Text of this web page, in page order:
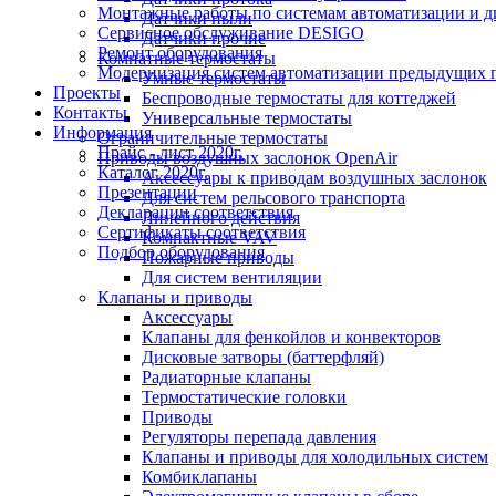
Монтажные работы по системам автоматизации и
Сервисное обслуживание DESIGO
Ремонт оборудования
Модернизация систем автоматизации
Проекты
Контакты
Информация
Прайс - лист 2020г.
Каталог 2020г.
Презентации
Декларации соответствия
Сертификаты соответствия
Подбор оборудования
Датчики пыли
Датчики прочие
Комнатные термостаты
Умные термостаты
Беспроводные термостаты для коттеджей
Универсальные термостаты
Ограничительные термостаты
Приводы воздушных заслонок OpenAir
Аксессуары к приводам воздушных заслонок
Для систем рельсового транспорта
Линейного действия
Компактные VAV
Пожарные приводы
Для систем вентиляции
Клапаны и приводы
Аксессуары
Клапаны для фенкойлов и конвекторов
Дисковые затворы (баттерфляй)
Радиаторные клапаны
Термостатические головки
Приводы
Регуляторы перепада давления
Клапаны и приводы для холодильных систем
Комбиклапаны